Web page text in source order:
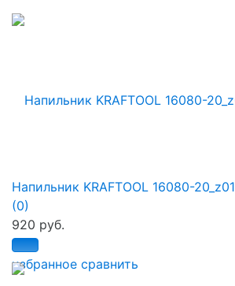
избранное сравнить
Напильник KRAFTOOL 16080-20_z01
(0)
920 руб.